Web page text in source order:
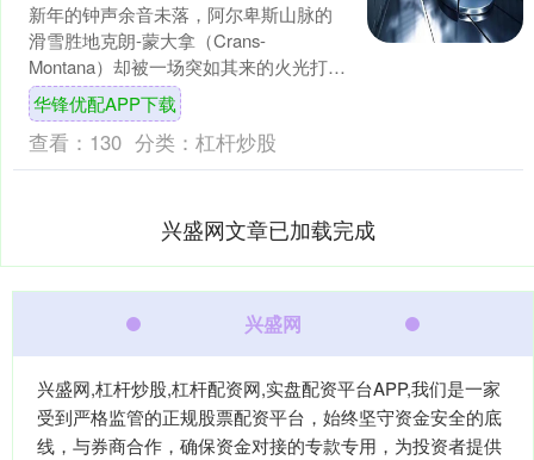
新年的钟声余音未落，阿尔卑斯山脉的
滑雪胜地克朗-蒙大拿（Crans-
Montana）却被一场突如其来的火光打
破。当地时间2026年1月1日凌晨，该镇
著名的“星座....
华锋优配APP下载
查看： 130 分类： 杠杆炒股
兴盛网文章已加载完成
兴盛网
兴盛网,杠杆炒股,杠杆配资网,实盘配资平台APP,我们是一家
受到严格监管的正规股票配资平台，始终坚守资金安全的底
线，与券商合作，确保资金对接的专款专用，为投资者提供